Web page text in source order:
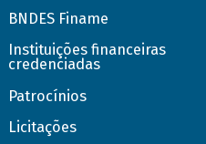
BNDES Finame
Instituições financeiras
credenciadas
Patrocínios
Licitações